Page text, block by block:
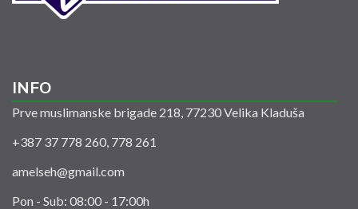
INFO
Prve muslimanske brigade 218, 77230 Velika Kladuša
+387 37 778 260, 778 261
amelseh@gmail.com
Pon - Sub: 08:00 - 17:00h